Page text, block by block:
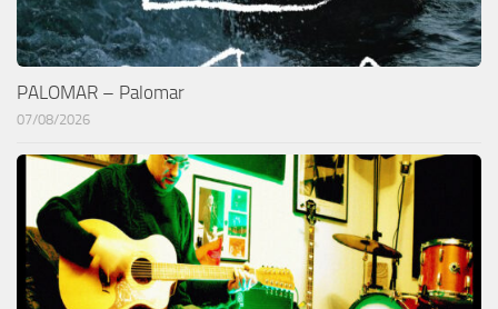
PALOMAR – Palomar
07/08/2026